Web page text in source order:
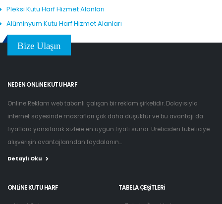
Pleksi Kutu Harf Hizmet Alanları
Alüminyum Kutu Harf Hizmet Alanları
Bize Ulaşın
NEDEN ONLINE KUTU HARF
Online Reklam web tabanlı çalışan bir reklam şirketidir. Dolayısıyla
internet sayesinde masrafları çok daha düşüktür ve bu avantajı da
fiyatlara yansıtarak sizlere en uygun fiyatı sunar. Üreticiden tüketiciye
alışverişin avantajlarından faydalanın...
Detaylı Oku
ONLINE KUTU HARF TABELA ÇEŞITLERI